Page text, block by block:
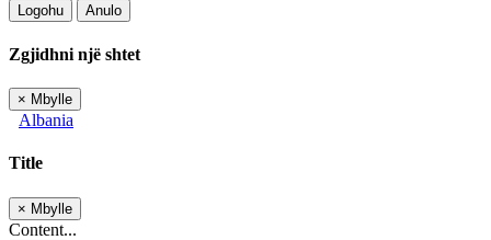
Logohu Anulo
Zgjidhni një shtet
× Mbylle
Albania
Title
× Mbylle
Content...